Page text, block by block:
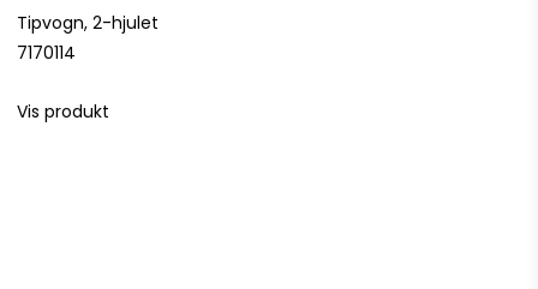
Tipvogn, 2-hjulet
7170114
Vis produkt